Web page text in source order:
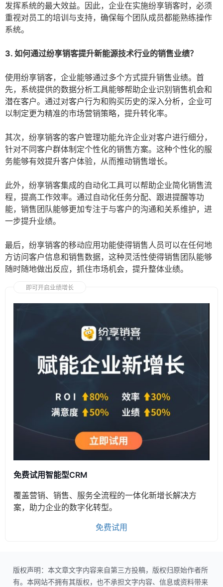
发挥系统的最大效益。因此，企业在实施纷享销客时，必须
重视对员工的培训与支持，确保每个团队成员都能熟练操作
系统。
3. 如何通过纷享销客提升新能源技术行业的销售业绩？
使用纷享销客，企业能够通过多个方式提升销售业绩。首
先，系统提供的数据分析工具能够帮助企业识别销售机会和
潜在客户。通过对客户行为和购买历史的深入分析，企业可
以制定更为精准的市场营销策略，提升转化率。
其次，纷享销客的客户管理功能允许企业对客户进行细分，
针对不同客户群体制定个性化的销售方案。这种个性化的服
务能够有效提升客户体验，从而推动销售增长。
此外，纷享销客集成的自动化工具可以帮助企业简化销售流
程，提高工作效率。通过自动化任务分配、跟进提醒等功
能，销售团队能够更加专注于与客户的沟通和关系维护，进
一步提升业绩。
最后，纷享销客的移动应用功能使得销售人员可以在任何地
方访问客户信息和销售数据，这种灵活性使得销售团队能够
随时随地做出反应，抓住市场机会，提升整体业绩。
即可开启业绩增长
免费试用智能型CRM
覆盖营销、销售、服务全流程的一体化新增长解决方
案，助力企业的数字化转型。
免费试用
版权声明：本文章文字内容来自第三方投稿，版权归原始作者所
有。本网站不拥有其版权，也不承担文字内容、信息或资料带来